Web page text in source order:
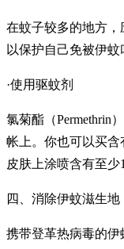
在蚊子较多的地方，
以保护自己免被伊蚊
·使用驱蚊剂
氯菊酯（Permethrin
帐上。你也可以买
皮肤上涂喷含有至少
四、消除伊蚊滋生地
携带登革热病毒的